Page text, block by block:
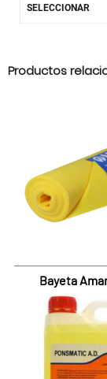
SELECCIONAR
Productos
Bayeta